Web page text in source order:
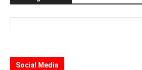
Social Media